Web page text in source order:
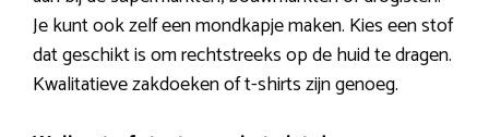
Je kunt ook zelf een mondkapje maken. Kies een stof
dat geschikt is om rechtstreeks op de huid te dragen.
Kwalitatieve zakdoeken of t-shirts zijn genoeg.